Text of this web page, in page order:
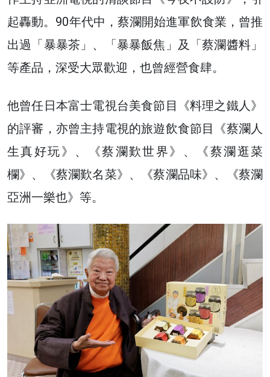
起轟動。90年代中，蔡瀾開始進軍飲食業，曾推
出過「暴暴茶」、「暴暴飯焦」及「蔡瀾醬料」
等產品，深受大眾歡迎，也曾經營食肆。
他曾任日本富士電視台美食節目《料理之鐵人》
的評審，亦曾主持電視的旅遊飲食節目《蔡瀾人
生真好玩》、《蔡瀾歎世界》、《蔡瀾逛菜
欄》、《蔡瀾歎名菜》、《蔡瀾品味》、《蔡瀾
亞洲一樂也》等。